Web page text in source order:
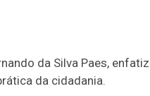
da Silva Paes,
da cidadania.